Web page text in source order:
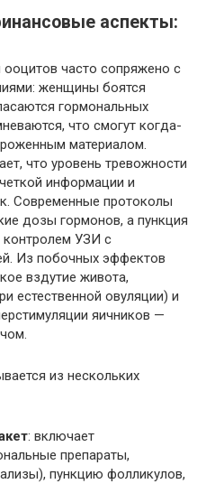
аспекты:
часто сопряжено с
женщины боятся
гормональных
что смогут когда-
материалом.
что уровень тревожности
информации и
Современные протоколы
дозы гормонов, а пункция
контролем УЗИ с
Из побочных эффектов
вздутие живота,
естественной овуляции) и
яичников —
из нескольких
: включает
препараты,
пункцию фолликулов,